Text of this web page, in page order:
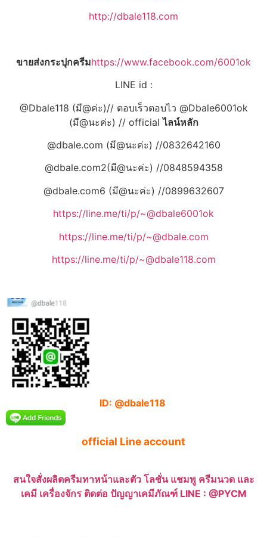
http://dbale118.com
ขายส่งกระปุกครีมhttps://www.facebook.com/6001ok
LINE id :
@Dbale118 (มี@ค่ะ)// ตอบเร็วตอบไว @Dbale6001ok
(มี@นะค่ะ) // officialไลน์หลัก
@dbale.com (มี@นะค่ะ) //0832642160
@dbale.com2(มี@นะค่ะ) //0848594358
@dbale.com6 (มี@นะค่ะ) //0899632607
https://line.me/ti/p/~@dbale6001ok
https://line.me/ti/p/~@dbale.com
https://line.me/ti/p/~@dbale118.com
ID: @dbale118
official Line account
สนใจสั่งผลิตครีมทาหน้าและตัว โลชั่น แชมพู ครีมนวด และ
เคมี เครื่องจักร ติดต่อ ปัญญาเคมีภัณฑ์ LINE : @PYCM